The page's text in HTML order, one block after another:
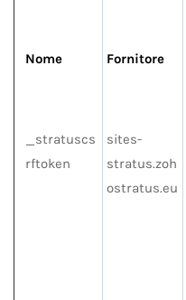
Nome Fornitore
_stratuscs
rftoken
sites-
stratus.zoh
ostratus.eu